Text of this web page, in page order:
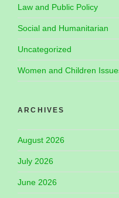
Law and Public Policy
Social and Humanitarian
Uncategorized
Women and Children
ARCHIVES
August 2026
July 2026
June 2026